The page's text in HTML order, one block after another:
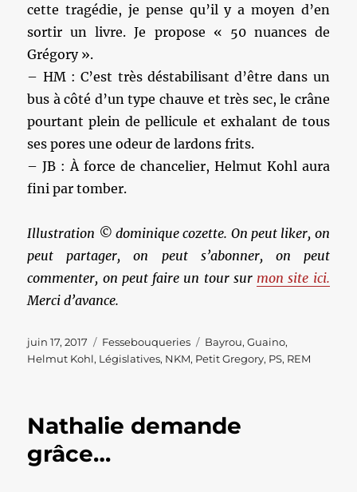
cette tragédie, je pense qu’il y a moyen d’en
sortir un livre. Je propose « 50 nuances de
Grégory ».
– HM : C’est très déstabilisant d’être dans un
bus à côté d’un type chauve et très sec, le crâne
pourtant plein de pellicule et exhalant de tous
ses pores une odeur de lardons frits.
– JB : À force de chancelier, Helmut Kohl aura
fini par tomber.
Illustration © dominique cozette. On peut liker, on
peut partager, on peut s’abonner, on peut
commenter, on peut faire un tour sur mon site ici.
Merci d’avance.
Publié
le
juin 17, 2017 Catégories
Fessebouqueries Étiquettes
Bayrou,Guaino,
Helmut Kohl, Législatives, NKM, Petit Gregory, PS, REM
Nathalie demande
grâce…